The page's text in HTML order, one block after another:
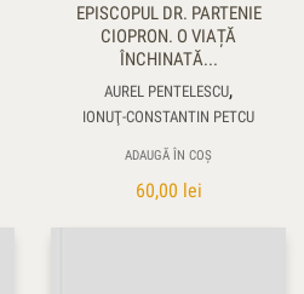
EPISCOPUL DR. PARTENIE
CIOPRON. O VIAȚĂ
ÎNCHINATĂ...
AUREL PENTELESCU,
IONUŢ-CONSTANTIN PETCU
ADAUGĂ ÎN COȘ
60,00 lei